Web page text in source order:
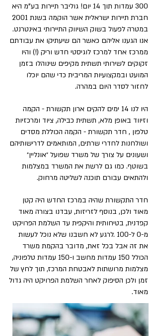
300 עמדות תוך 14 יום! גוליבר תיירות בע"מ היא
חברת תיירות ישראלית אשר הוקמה בשנת 2001
במטרה לפעול בשוק השיווק התיירותי באינטרנט.
אנו הגענו אליהם כאשר הם שיעתיקו את עבודתם
ממרכז אחד למרכז לוגיסטי חדש וריק (!) והיו
זקוקים לשירותי תשתית מקיפים שינוהלו בזמן
המועט ובמקצועיות המריבית כדי שהם יוכלו
לחזור לסדר היום במהרה.
היו לנו 14 ימים להקים ארון תקשורת - הקמה
וזיווד באופן מלא, תשתית כבילה, ציוד ומרכזיות
טלפון , חדר תקשורת - הקמה הכוללת מסדים
ושולחנות לחדרי שרתים, המותאמים לדרישותיהם
ושעונים על צורך של משרד שפועל ״אונליין״
בשוטף. כמו גם לרשת את המשרד במצלמות
ולהתאים עבורם תוכנה לשליטה מרחוק.
חדר התקשורת שהיה במרכז החדש היה קטן
מאוד ולכן, בנוסף לזריזות, עבדנו בצורה מאוד
קפדנית, בטיחותית והיקפית עד השלמת הפרויקט
מ-0 ל-100 .לרגע לא חשבנו שלא נוכל לעשות
את זה אבל בכל זאת, מדובר בהקמת משרד
הכולל 150 עמדות מחשב ו-150 עמדות טלפוניה,
מצלמות מרושתות לאבטחת המרכז, תוך לחץ של
זמן ולכן הסיפוק לאחר השלמת הפרויקט היה גדול
מאוד.